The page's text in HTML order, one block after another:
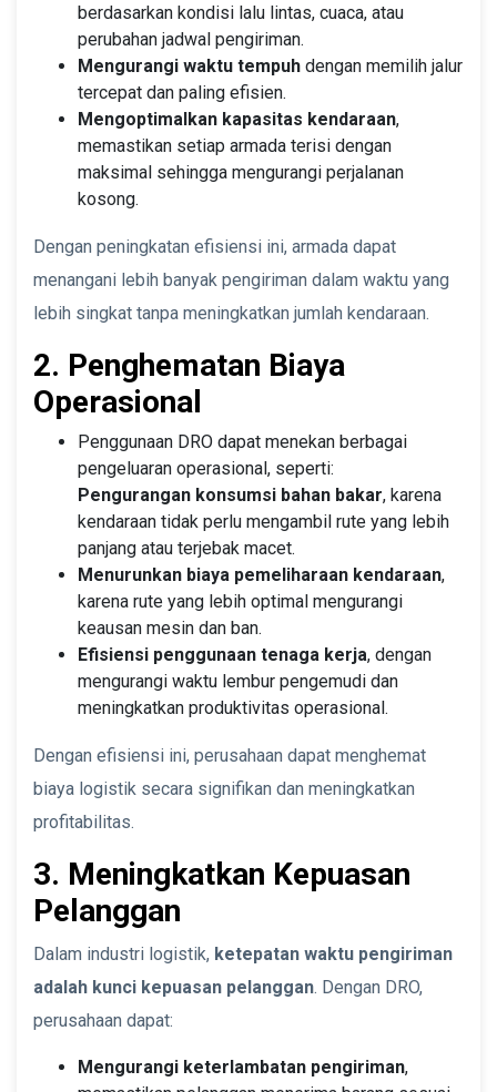
berdasarkan kondisi lalu lintas, cuaca, atau
perubahan jadwal pengiriman.
Mengurangi waktu tempuh dengan memilih jalur
tercepat dan paling efisien.
Mengoptimalkan kapasitas kendaraan,
memastikan setiap armada terisi dengan
maksimal sehingga mengurangi perjalanan
kosong.
Dengan peningkatan efisiensi ini, armada dapat
menangani lebih banyak pengiriman dalam waktu yang
lebih singkat tanpa meningkatkan jumlah kendaraan.
2. Penghematan Biaya
Operasional
Penggunaan DRO dapat menekan berbagai
pengeluaran operasional, seperti:
Pengurangan konsumsi bahan bakar, karena
kendaraan tidak perlu mengambil rute yang lebih
panjang atau terjebak macet.
Menurunkan biaya pemeliharaan kendaraan,
karena rute yang lebih optimal mengurangi
keausan mesin dan ban.
Efisiensi penggunaan tenaga kerja, dengan
mengurangi waktu lembur pengemudi dan
meningkatkan produktivitas operasional.
Dengan efisiensi ini, perusahaan dapat menghemat
biaya logistik secara signifikan dan meningkatkan
profitabilitas.
3. Meningkatkan Kepuasan
Pelanggan
Dalam industri logistik, ketepatan waktu pengiriman
adalah kunci kepuasan pelanggan. Dengan DRO,
perusahaan dapat:
Mengurangi keterlambatan pengiriman,